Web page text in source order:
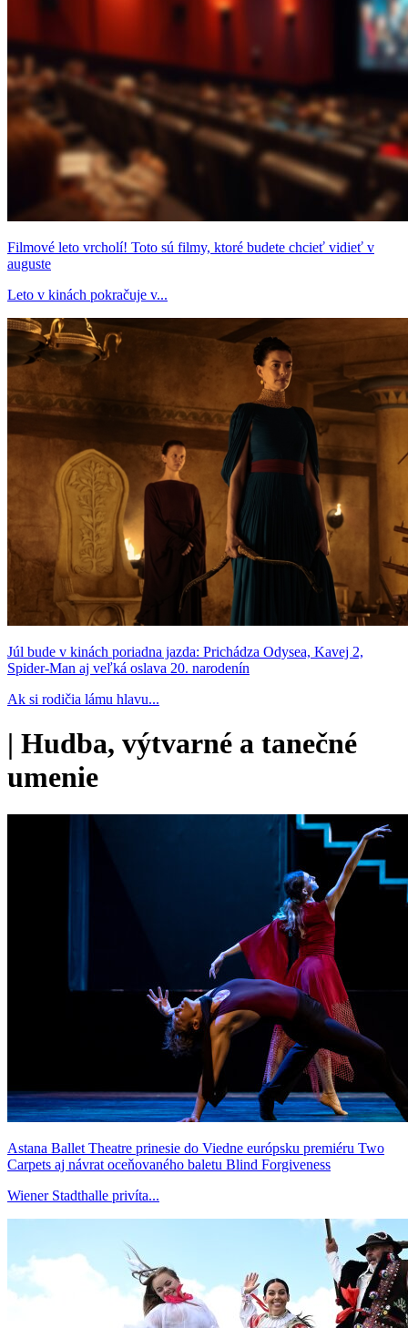
Filmové leto vrcholí! Toto sú filmy, ktoré budete chcieť vidieť v
auguste
Leto v kinách pokračuje v...
Júl bude v kinách poriadna jazda: Prichádza Odysea, Kavej 2,
Spider-Man aj veľká oslava 20. narodenín
Ak si rodičia lámu hlavu...
| Hudba, výtvarné a tanečné
umenie
Astana Ballet Theatre prinesie do Viedne európsku premiéru Two
Carpets aj návrat oceňovaného baletu Blind Forgiveness
Wiener Stadthalle privíta...